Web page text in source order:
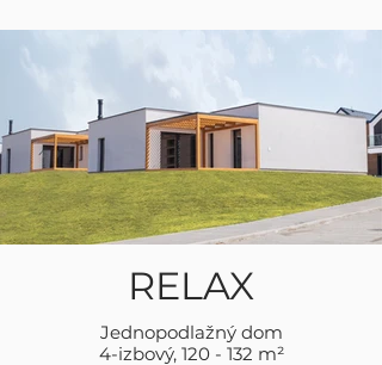
RELAX
Jednopodlažný dom
4-izbový, 120 - 132 m²